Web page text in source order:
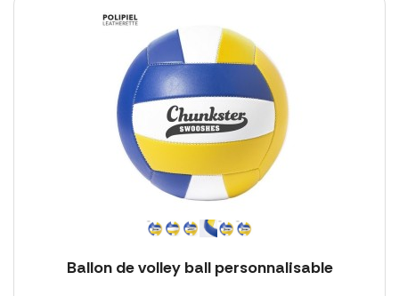
Ballon de volley ball personnalisable